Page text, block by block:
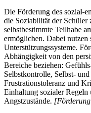
Die Förderung des sozial-
die Soziabilität der
selbstbestimmte Teilhabe
ermöglichen. Dabei nutzen
Unterstützungssysteme.
Abhängigkeit von den
Bereiche beziehen:
Selbstkontrolle, Selbst-
Frustrationstoleranz und
Einhaltung sozialer
Angstzustände.